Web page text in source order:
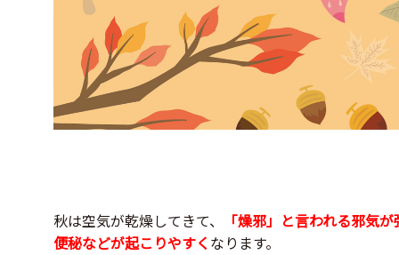
秋は空気が乾燥してきて、
「燥邪」と言われる邪気
便秘などが起こりやすく なります。